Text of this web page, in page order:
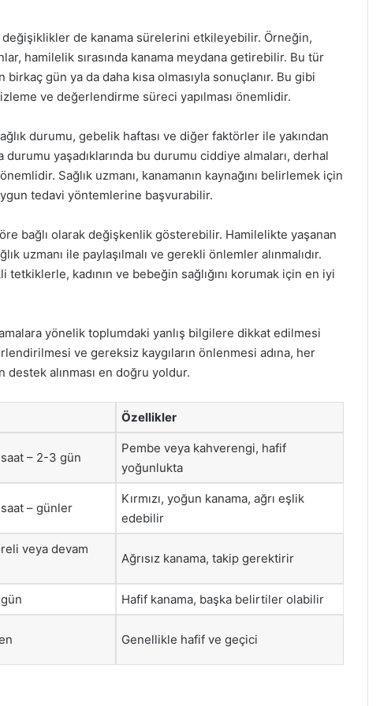
de kanama sürelerini etkileyebilir. Örneğin,
hamilelik sırasında kanama meydana getirebilir. Bu tür
gün ya da daha kısa olmasıyla sonuçlanır. Bu gibi
ve değerlendirme süreci yapılması önemlidir.
durumu, gebelik haftası ve diğer faktörler ile yakından
yaşadıklarında bu durumu ciddiye almaları, derhal
Sağlık uzmanı, kanamanın kaynağını belirlemek için
tedavi yöntemlerine başvurabilir.
bağlı olarak değişkenlik gösterebilir. Hamilelikte yaşanan
uzmanı ile paylaşılmalı ve gerekli önlemler alınmalıdır.
tetkiklerle, kadının ve bebeğin sağlığını korumak için en iyi
yönelik toplumdaki yanlış bilgilere dikkat edilmesi
ve gereksiz kaygıların önlenmesi adına, her
alınması en doğru yoldur.
Özellikler
– 2-3 gün
Pembe veya kahverengi, hafif
yoğunlukta
– günler
Kırmızı, yoğun kanama, ağrı eşlik
edebilir
veya devam
Ağrısız kanama, takip gerektirir
Hafif kanama, başka belirtiler olabilir
Genellikle hafif ve geçici